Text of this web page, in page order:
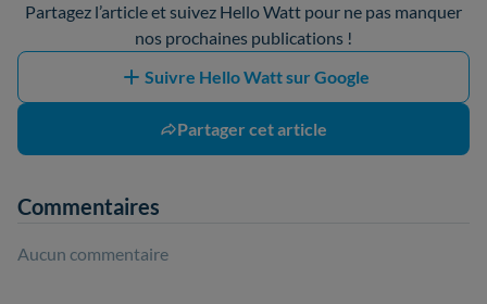
Partagez l’article et suivez Hello Watt pour ne pas manquer
nos prochaines publications !
Suivre Hello Watt sur Google
Partager cet article
Commentaires
Aucun commentaire